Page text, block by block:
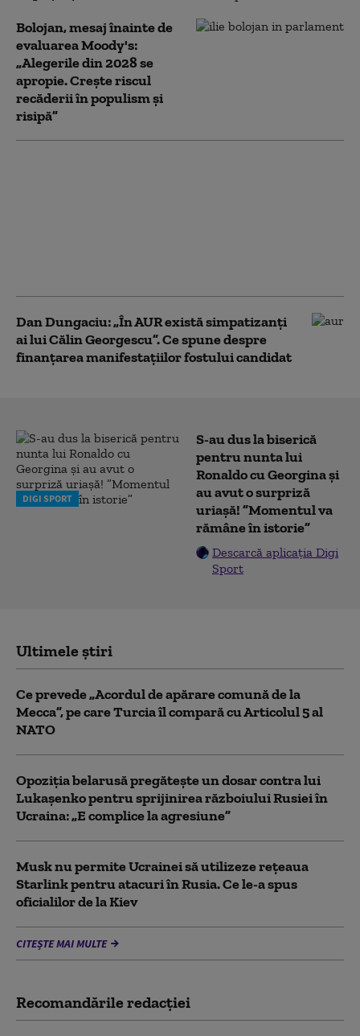
Bolojan, mesaj înainte de
evaluarea Moody's:
„Alegerile din 2028 se
apropie. Crește riscul
recăderii în populism și
risipă”
Dan Dungaciu: „În AUR există simpatizanți
ai lui Călin Georgescu”. Ce spune despre
finanțarea manifestațiilor fostului candidat
DIGI SPORT
S-au dus la biserică
pentru nunta lui
Ronaldo cu Georgina și
au avut o surpriză
uriașă! ”Momentul va
rămâne în istorie”
Descarcă aplicația Digi
Sport
Ultimele știri
Ce prevede „Acordul de apărare comună de la
Mecca”, pe care Turcia îl compară cu Articolul 5 al
NATO
Opoziția belarusă pregătește un dosar contra lui
Lukașenko pentru sprijinirea războiului Rusiei în
Ucraina: „E complice la agresiune”
Musk nu permite Ucrainei să utilizeze reţeaua
Starlink pentru atacuri în Rusia. Ce le-a spus
oficialilor de la Kiev
CITEȘTE MAI MULTE
Recomandările redacţiei